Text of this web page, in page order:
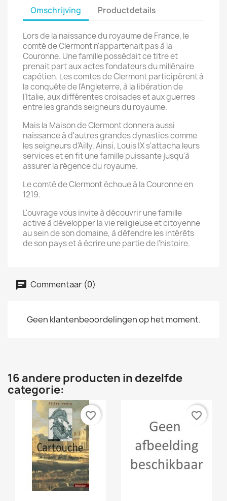
Omschrijving Productdetails
Lors de la naissance du royaume de France, le
comté de Clermont n'appartenait pas à la
Couronne. Une famille possédait ce titre et
prenait part aux actes fondateurs du millénaire
capétien. Les comtes de Clermont participèrent à
la conquête de l'Angleterre, à la libération de
l'Italie, aux différentes croisades et aux guerres
entre les grands seigneurs du royaume.
Mais la Maison de Clermont donnera aussi
naissance à d'autres grandes dynasties comme
les seigneurs d'Ailly. Ainsi, Louis IX s'attacha leurs
services et en fit une famille puissante jusqu'à
assurer la régence du royaume.
Le comté de Clermont échoue à la Couronne en
1219.
L'ouvrage vous invite à découvrir une famille
active à développer la vie religieuse et citoyenne
au sein de son domaine, à défendre les intérêts
de son pays et à écrire une partie de l'histoire.
Commentaar (0)
Geen klantenbeoordelingen op het moment.
16 andere producten in dezelfde
categorie:
favorite_border favorite_border